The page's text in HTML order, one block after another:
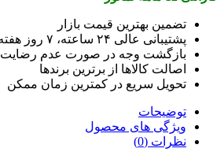
تضمین بهترین قیمت بازار
پشتیبانی عالی ۲۴ ساعته، ۷ روز هفته
بازگشت وجه در صورت عدم رضایت
اصالت کالاها از برترین برندها
تحویل سریع در کمترین زمان ممکن
توضیحات
ویژگی های محصول
نظرات (0)